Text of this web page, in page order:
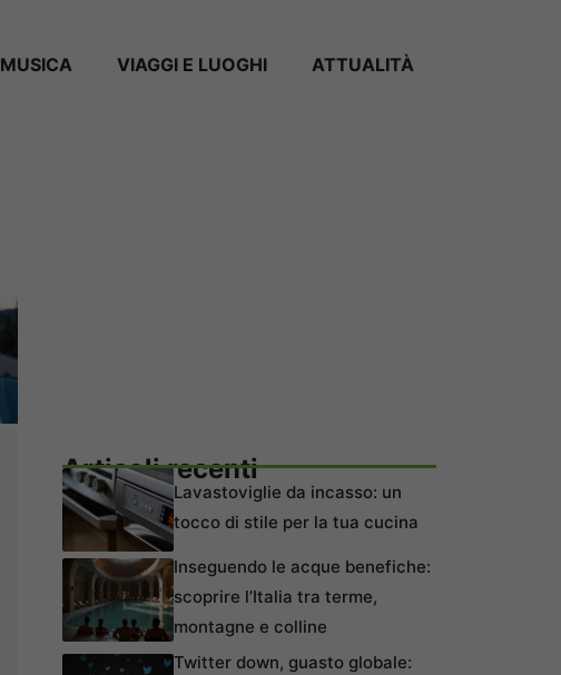
MUSICA VIAGGI E LUOGHI ATTUALITÀ
Articoli recenti
Lavastoviglie da incasso: un
tocco di stile per la tua cucina
Inseguendo le acque benefiche:
scoprire l’Italia tra terme,
montagne e colline
Twitter down, guasto globale: